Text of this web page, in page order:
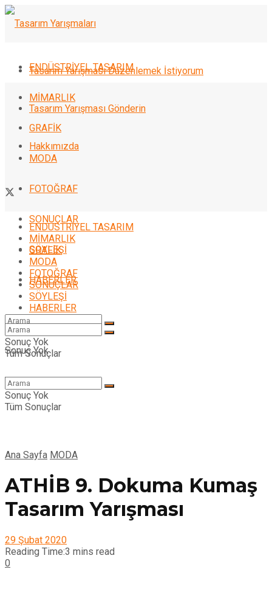
Tasarım Yarışması Düzenlemek İstiyorum
Tasarım Yarışması Gönderin
Hakkımızda
ENDÜSTRİYEL TASARIM
MİMARLIK
GRAFİK
MODA
FOTOĞRAF
SONUÇLAR
SÖYLEŞİ
HABERLER
Sonuç Yok
Tüm Sonuçlar
ENDÜSTRİYEL TASARIM
MİMARLIK
GRAFİK
MODA
FOTOĞRAF
SONUÇLAR
SÖYLEŞİ
HABERLER
Sonuç Yok
Tüm Sonuçlar
Sonuç Yok
Tüm Sonuçlar
Ana Sayfa MODA
ATHİB 9. Dokuma Kumaş
Tasarım Yarışması
29 Şubat 2020
Reading Time:3 mins read
0